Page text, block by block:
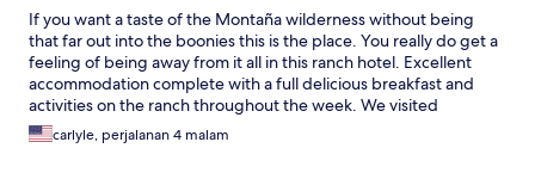
If you want a taste of the Montaña wilderness without being
that far out into the boonies this is the place. You really do get a
feeling of being away from it all in this ranch hotel. Excellent
accommodation complete with a full delicious breakfast and
activities on the ranch throughout the week. We visited
Yellowstone daily and the commute was not to bad about 35
minutes and it takes you through the beautiful Gallatin National
carlyle, perjalanan 4 malam